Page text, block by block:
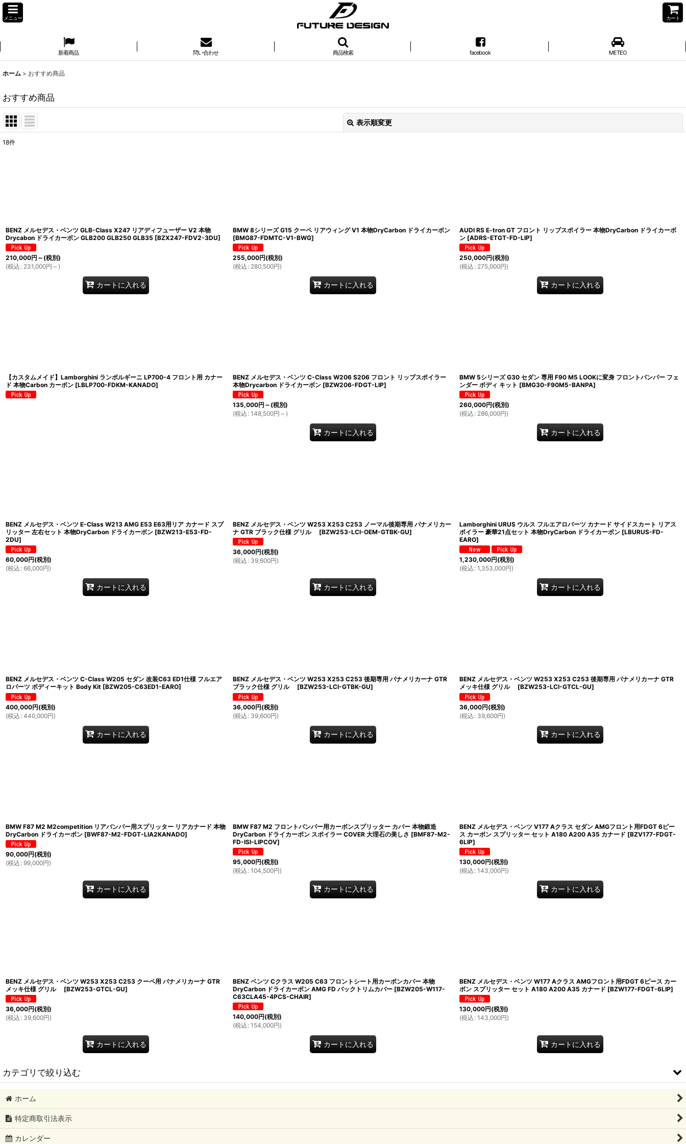
メニュー カート
新着商品 問い合わせ 商品検索 facebook METEO
ホーム > おすすめ商品
おすすめ商品
表示順変更
18件
BENZ メルセデス・ベンツ GLB-Class X247 リアディフューザー V2 本物
Drycabon ドライカーボン GLB200 GLB250 GLB35 [BZX247-FDV2-3DU]
210,000円 ～ (税別)
(税込 : 231,000円 ～)
カートに入れる
BMW 8シリーズ G15 クーペ リアウィング V1 本物DryCarbon ドライカーボン
[BMG87-FDMTC-V1-BWG]
255,000円(税別)
(税込 : 280,500円)
カートに入れる
AUDI RS E-tron GT フロント リップスポイラー 本物DryCarbon ドライカーボ
ン [ADRS-ETGT-FD-LIP]
250,000円(税別)
(税込 : 275,000円)
カートに入れる
【カスタムメイド】Lamborghini ランボルギーニ LP700-4 フロント用 カナー
ド 本物Carbon カーボン [LBLP700-FDKM-KANADO]
BENZ メルセデス・ベンツ C-Class W206 S206 フロント リップスポイラー
本物Drycarbon ドライカーボン [BZW206-FDGT-LIP]
135,000円 ～ (税別)
(税込 : 148,500円 ～)
カートに入れる
BMW 5シリーズ G30 セダン 専用 F90 M5 LOOKに変身 フロントバンパー フェ
ンダー ボディ キット [BMG30-F90M5-BANPA]
260,000円(税別)
(税込 : 286,000円)
カートに入れる
BENZ メルセデス・ベンツ E-Class W213 AMG E53 E63用リア カナード スプ
リッター 左右セット 本物DryCarbon ドライカーボン [BZW213-E53-FD-
2DU]
60,000円(税別)
(税込 : 66,000円)
カートに入れる
BENZ メルセデス・ベンツ W253 X253 C253 ノーマル後期専用 パナメリカー
ナ GTR ブラック仕様 グリル
[BZW253-LCI-OEM-GTBK-GU]
36,000円(税別)
(税込 : 39,600円)
カートに入れる
Lamborghini URUS ウルス フルエアロパーツ カナード サイドスカート リアス
ポイラー 豪華21点セット 本物DryCarbon ドライカーボン [LBURUS-FD-
EARO]
1,230,000円(税別)
(税込 : 1,353,000円)
カートに入れる
BENZ メルセデス・ベンツ C-Class W205 セダン 改装C63 ED1仕様 フルエア
ロパーツ ボディーキット Body Kit [BZW205-C63ED1-EARO]
400,000円(税別)
(税込 : 440,000円)
カートに入れる
BENZ メルセデス・ベンツ W253 X253 C253 後期専用 パナメリカーナ GTR
ブラック仕様 グリル
[BZW253-LCI-GTBK-GU]
36,000円(税別)
(税込 : 39,600円)
カートに入れる
BENZ メルセデス・ベンツ W253 X253 C253 後期専用 パナメリカーナ GTR
メッキ仕様 グリル
[BZW253-LCI-GTCL-GU]
36,000円(税別)
(税込 : 39,600円)
カートに入れる
BMW F87 M2 M2competition リアバンパー用スプリッター リアカナード 本物
DryCarbon ドライカーボン [BWF87-M2-FDGT-LIA2KANADO]
90,000円(税別)
(税込 : 99,000円)
カートに入れる
BMW F87 M2 フロントバンパー用カーボンスプリッター カバー 本物鍛造
DryCarbon ドライカーボン スポイラー COVER 大理石の美しさ [BMF87-M2-
FD-ISI-LIPCOV]
95,000円(税別)
(税込 : 104,500円)
カートに入れる
BENZ メルセデス・ベンツ V177 Aクラス セダン AMGフロント用FDGT 6ピー
ス カーボン スプリッター セット A180 A200 A35 カナード [BZV177-FDGT-
6LIP]
130,000円(税別)
(税込 : 143,000円)
カートに入れる
BENZ メルセデス・ベンツ W253 X253 C253 クーペ用 パナメリカーナ GTR
メッキ仕様 グリル
[BZW253-GTCL-GU]
36,000円(税別)
(税込 : 39,600円)
カートに入れる
BENZ ベンツ Cクラス W205 C63 フロントシート用カーボンカバー 本物
DryCarbon ドライカーボン AMG FD バックトリムカバー [BZW205-W117-
C63CLA45-4PCS-CHAIR]
140,000円(税別)
(税込 : 154,000円)
カートに入れる
BENZ メルセデス・ベンツ W177 Aクラス AMGフロント用FDGT 6ピース カー
ボン スプリッター セット A180 A200 A35 カナード [BZW177-FDGT-6LIP]
130,000円(税別)
(税込 : 143,000円)
カートに入れる
カテゴリで絞り込む
AUDI
BMW
ホーム
特定商取引法表示
カレンダー